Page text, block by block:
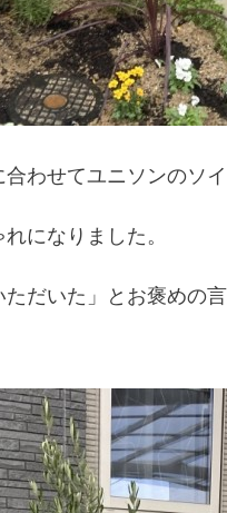
わせてユニソンのソイ
になりました。
だいた」とお褒めの